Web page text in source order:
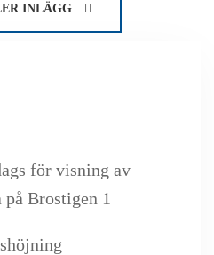
INLÄGG
för visning av
Brostigen 1